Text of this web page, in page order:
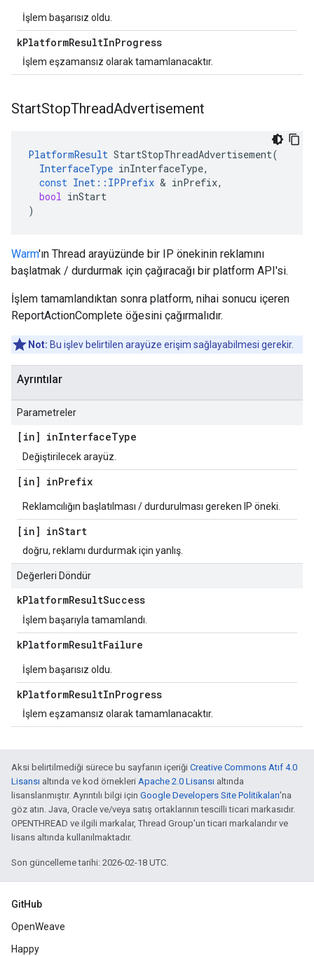
İşlem başarısız oldu.
kPlatformResultInProgress
İşlem eşzamansız olarak tamamlanacaktır.
StartStopThreadAdvertisement
PlatformResult StartStopThreadAdvertisement(
InterfaceType inInterfaceType,
const Inet :: IPPrefix & inPrefix,
bool inStart
)
Warm'ın Thread arayüzünde bir IP önekinin reklamını
başlatmak / durdurmak için çağıracağı bir platform API'si.
İşlem tamamlandıktan sonra platform, nihai sonucu içeren
ReportActionComplete öğesini çağırmalıdır.
Not: Bu işlev belirtilen arayüze erişim sağlayabilmesi gerekir.
Ayrıntılar
Parametreler
[in] inInterfaceType
Değiştirilecek arayüz.
[in] inPrefix
Reklamcılığın başlatılması / durdurulması gereken IP öneki.
[in] inStart
doğru, reklamı durdurmak için yanlış.
Değerleri Döndür
kPlatformResultSuccess
İşlem başarıyla tamamlandı.
kPlatformResultFailure
İşlem başarısız oldu.
kPlatformResultInProgress
İşlem eşzamansız olarak tamamlanacaktır.
Aksi belirtilmediği sürece bu sayfanın içeriği Creative Commons Atıf 4.0
Lisansı altında ve kod örnekleri Apache 2.0 Lisansı altında
lisanslanmıştır. Ayrıntılı bilgi için Google Developers Site Politikaları'na
göz atın. Java, Oracle ve/veya satış ortaklarının tescilli ticari markasıdır.
OPENTHREAD ve ilgili markalar, Thread Group'un ticari markalarıdır ve
lisans altında kullanılmaktadır.
Son güncelleme tarihi: 2026-02-18 UTC.
GitHub
OpenWeave
Happy